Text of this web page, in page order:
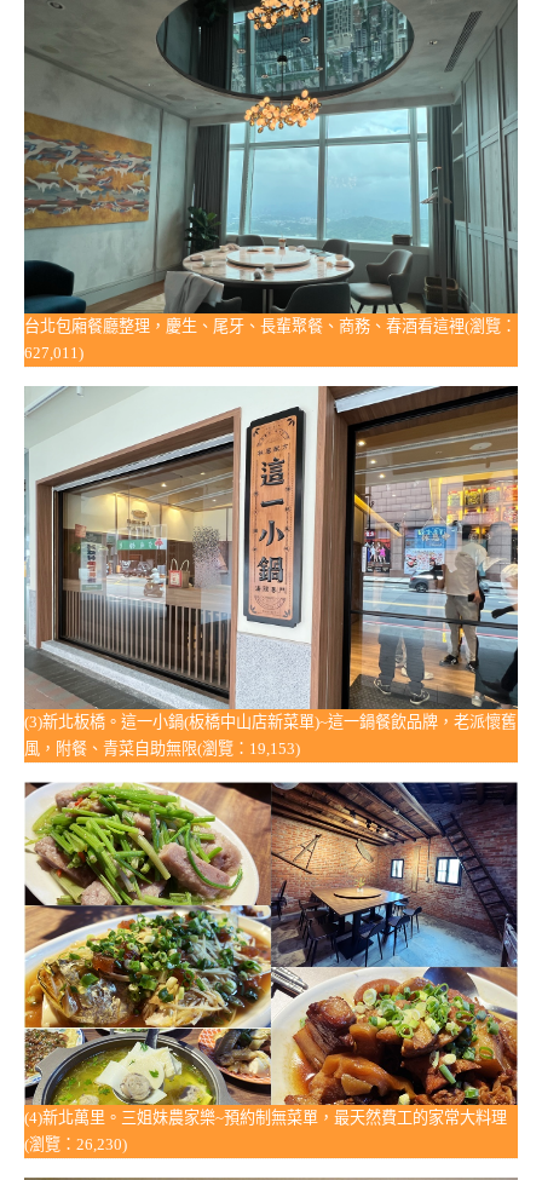
台北包廂餐廳整理，慶生、尾牙、長輩聚餐、商務、春酒看這裡(瀏覽：
627,011)
(3)新北板橋。這一小鍋(板橋中山店新菜單)~這一鍋餐飲品牌，老派懷舊
風，附餐、青菜自助無限(瀏覽：19,153)
(4)新北萬里。三姐妹農家樂~預約制無菜單，最天然費工的家常大料理
(瀏覽：26,230)